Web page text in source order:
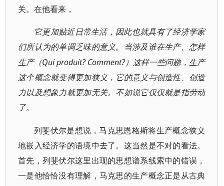
关。在他看来，
它更加贴近日常生活，因此也就具有了经济学家
们所认为的单调乏味的意义。当涉及谁在生产、怎样
生产（Qui produit? Comment?）这样一些问题，生产
这个概念就变得更加狭义，它的意义与创造性、创造
力以及想象力就更加无关。不如说它仅仅就是指劳动
了。
列斐伏尔是想说，马克思恩格斯将生产概念狭义
地嵌入经济学的语境中去了。这当然是不对的看法。
首先，列斐伏尔这里出现的思想谱系线索中的错误，
一是他恰恰没有理解，马克思的生产概念正是从古典